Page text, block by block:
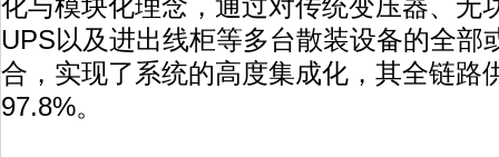
化与模块化理念，通过对传统变压器、无
UPS以及进出线柜等多台散装设备的全部
合，实现了系统的高度集成化，其全链路
97.8%。